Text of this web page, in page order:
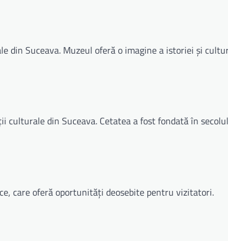
din Suceava. Muzeul oferă o imagine a istoriei și
din Suceava. Cetatea a fost fondată în
care oferă oportunități deosebite pentru vizitatori.